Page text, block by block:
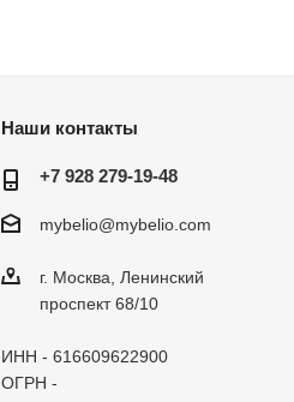
Наши контакты
+7 928 279-19-48
mybelio@mybelio.com
г. Москва, Ленинский
проспект 68/10
ИНН - 616609622900
ОГРН -